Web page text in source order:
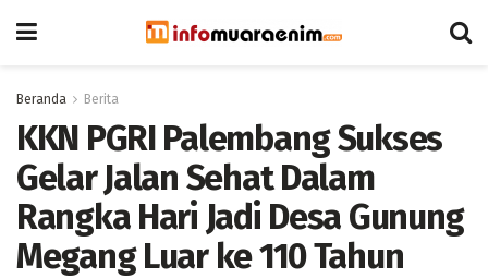
Beranda Berita
KKN PGRI Palembang Sukses
Gelar Jalan Sehat Dalam
Rangka Hari Jadi Desa Gunung
Megang Luar ke 110 Tahun